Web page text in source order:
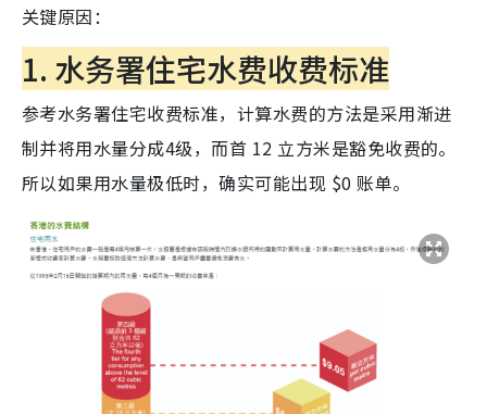
关键原因：
1. 水务署住宅水费收费标准
参考水务署住宅收费标准，计算水费的方法是采用渐进
制并将用水量分成4级，而首 12 立方米是豁免收费的。
所以如果用水量极低时，确实可能出现 $0 账单。